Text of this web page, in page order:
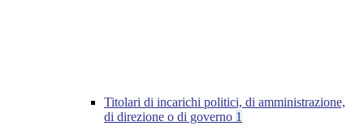
Titolari di incarichi politici, di amministrazione,
di direzione o di governo 1